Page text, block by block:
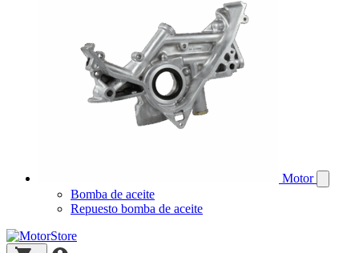
Motor
Bomba de aceite
Repuesto bomba de aceite